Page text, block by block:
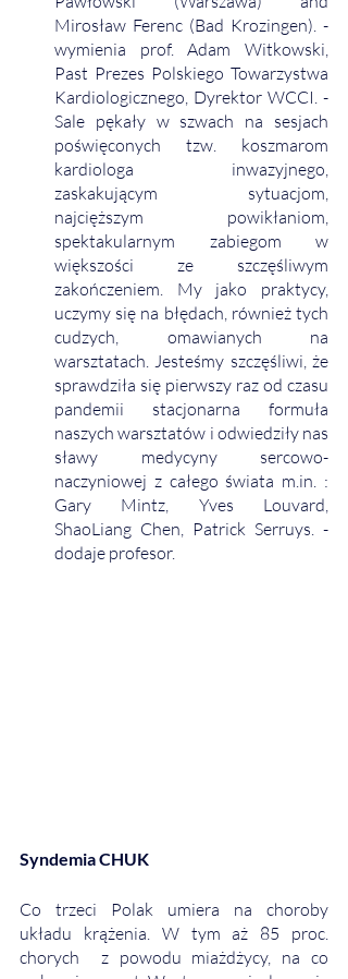
Mirosław Ferenc (Bad Krozingen). -
wymienia prof. Adam Witkowski,
Past Prezes Polskiego Towarzystwa
Kardiologicznego, Dyrektor WCCI. -
Sale pękały w szwach na sesjach
poświęconych tzw. koszmarom
kardiologa inwazyjnego,
zaskakującym sytuacjom,
najcięższym powikłaniom,
spektakularnym zabiegom w
większości ze szczęśliwym
zakończeniem. My jako praktycy,
uczymy się na błędach, również tych
cudzych, omawianych na
warsztatach. Jesteśmy szczęśliwi, że
sprawdziła się pierwszy raz od czasu
pandemii stacjonarna formuła
naszych warsztatów i odwiedziły nas
sławy medycyny sercowo-
naczyniowej z całego świata m.in. :
Gary Mintz, Yves Louvard,
ShaoLiang Chen, Patrick Serruys. -
dodaje profesor.
Syndemia CHUK
Co trzeci Polak umiera na choroby
układu krążenia. W tym aż 85 proc.
chorych  z powodu miażdżycy, na co